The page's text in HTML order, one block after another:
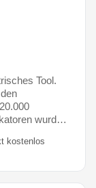
Tool.
wurd…
kostenlos